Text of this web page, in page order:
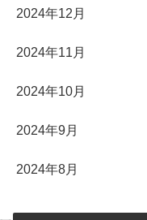
2024年12月
2024年11月
2024年10月
2024年9月
2024年8月